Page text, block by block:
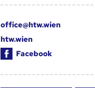
office@htw.wien
htw.wien
Facebook